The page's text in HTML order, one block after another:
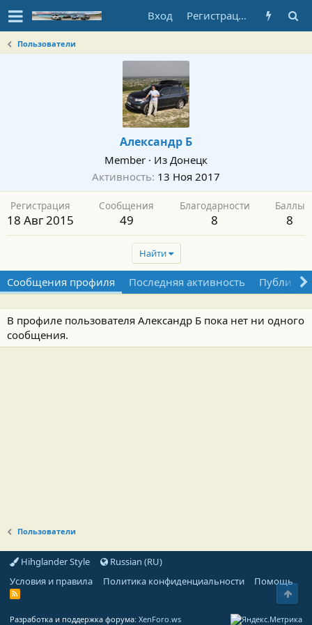
Вход Регистрация
Пользователи
Александр Б
Member · Из Донецк
Активность 13 Ноя 2017
Регистрация
18 Авг 2015
Сообщения
49
Благодарности
8
Баллы
8
Найти
Сообщения профиля Последняя активность
В профиле пользователя Александр Б пока нет ни одного
сообщения.
Пользователи
Hihglander Style
Russian (RU)
Условия и правила
Политика конфиденциальности Помощь
R
Разработка и поддержка форума: XenForo.ws